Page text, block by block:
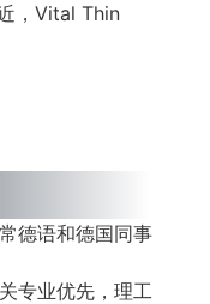
，Vital Thin
德语和德国同事
专业优先，理工